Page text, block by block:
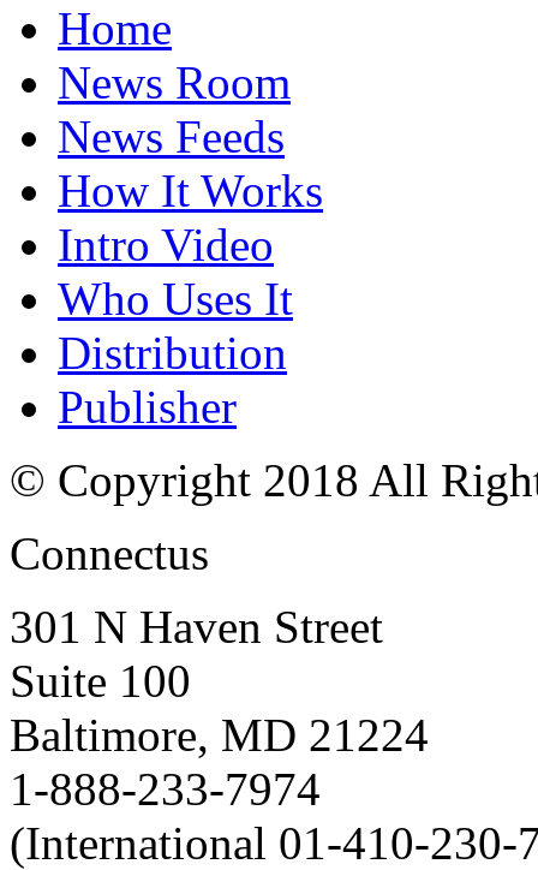
Home
News Room
News Feeds
How It Works
Intro Video
Who Uses It
Distribution
Publisher
© Copyright 2018 All
Connectus
301 N Haven Street
Suite 100
Baltimore, MD 21224
1-888-233-7974
(International 01-410-230-